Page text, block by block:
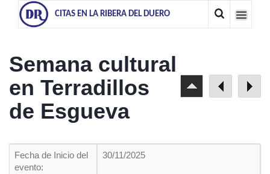
CITAS EN LA RIBERA DEL DUERO
Semana cultural
en Terradillos
de Esgueva
Fecha de Inicio del
evento:
30/11/2025